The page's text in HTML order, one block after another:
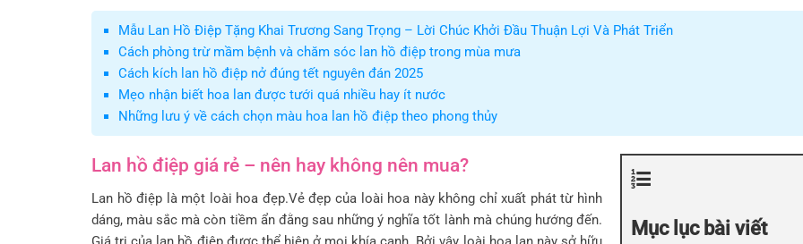
Mẫu Lan Hồ Điệp Tặng Khai Trương Sang Trọng – Lời Chúc Khởi Đầu Thuận Lợi Và Phát Triển
Cách phòng trừ mầm bệnh và chăm sóc lan hồ điệp trong mùa mưa
Cách kích lan hồ điệp nở đúng tết nguyên đán 2025
Mẹo nhận biết hoa lan được tưới quá nhiều hay ít nước
Những lưu ý về cách chọn màu hoa lan hồ điệp theo phong thủy
Mục lục bài viết
Lan hồ điệp giá rẻ – nên hay không nên mua?
Lan hồ điệp là một loài hoa đẹp.Vẻ đẹp của loài hoa này không chỉ xuất phát từ hình
dáng, màu sắc mà còn tiềm ẩn đằng sau những ý nghĩa tốt lành mà chúng hướng đến.